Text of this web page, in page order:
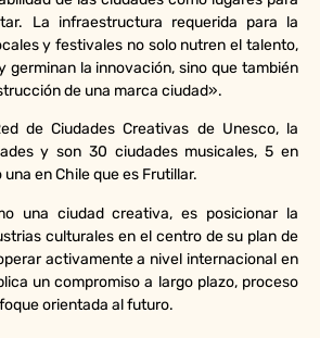
La infraestructura requerida para la
y festivales no solo nutren el talento,
germinan la innovación, sino que también
de una marca ciudad».
de Ciudades Creativas de Unesco, la
y son 30 ciudades musicales, 5 en
en Chile que es Frutillar.
una ciudad creativa, es posicionar la
culturales en el centro de su plan de
activamente a nivel internacional en
un compromiso a largo plazo, proceso
orientada al futuro.